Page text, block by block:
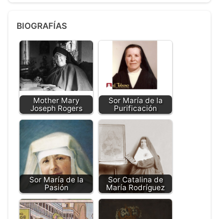
BIOGRAFÍAS
Mother Mary
Joseph Rogers
Sor María de la
Purificación
Sor María de la
Pasión
Sor Catalina de
María Rodríguez